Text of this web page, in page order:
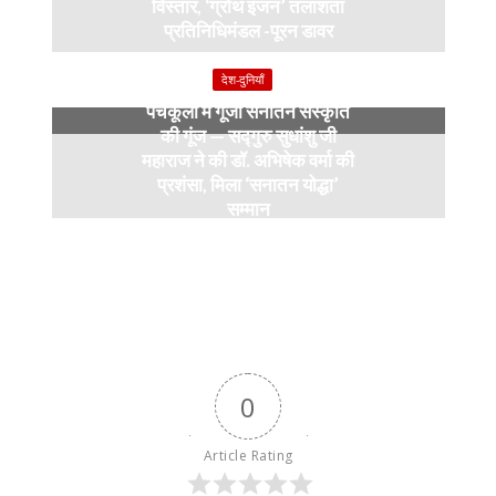
विस्तार, ‘ग्रोथ इंजन’ तलाशता
प्रतिनिधिमंडल -पूरन डावर
9 months ago
देश-दुनियाँ
पंचकूला में गूंजी सनातन संस्कृति
की गूंज — सद्गुरु सुधांशु जी
महाराज ने की डॉ. अभिषेक वर्मा की
प्रशंसा, मिला ‘सनातन योद्धा’
सम्मान
0
Article Rating